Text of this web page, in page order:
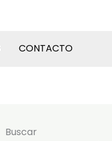
CONTACTO
Buscar